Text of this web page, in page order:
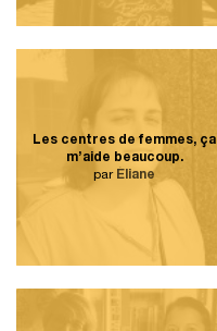
Les centres de femmes, ça
m’aide beaucoup.
par Éliane